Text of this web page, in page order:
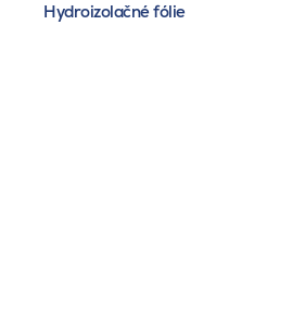
Hydroizolačné fólie